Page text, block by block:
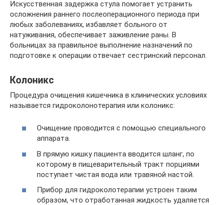
Искусственная задержка стула помогает устранить
осложнения раннего послеоперационного периода при
любых заболеваниях, избавляет больного от
натуживания, обеспечивает заживление раны. В
больницах за правильное выполнение назначений по
подготовке к операции отвечает сестринский персонал.
Колоникс
Процедура очищения кишечника в клинических условиях
называется гидроколонотерапия или колоникс:
Очищение проводится с помощью специального
аппарата.
В прямую кишку пациента вводится шланг, по
которому в пищеварительный тракт порциями
поступает чистая вода или травяной настой.
Прибор для гидроколотерапии устроен таким
образом, что отработанная жидкость удаляется